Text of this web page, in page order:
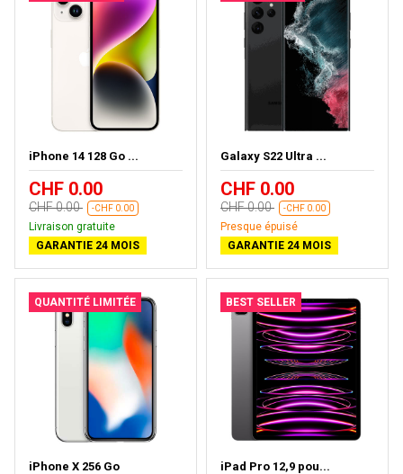
iPhone 14 128 Go ...
CHF 0.00
CHF 0.00 -CHF 0.00
Livraison gratuite
GARANTIE 24 MOIS
Galaxy S22 Ultra ...
CHF 0.00
CHF 0.00 -CHF 0.00
Presque épuisé
GARANTIE 24 MOIS
QUANTITÉ LIMITÉE
iPhone X 256 Go
BEST SELLER
iPad Pro 12,9 pou...